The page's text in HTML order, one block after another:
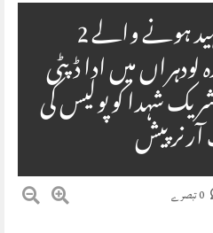
لورالائی واقعہ میں شہید ہونے والے 2
میں ادا ڈپٹی
شہدا کو پولیس کی
پیش